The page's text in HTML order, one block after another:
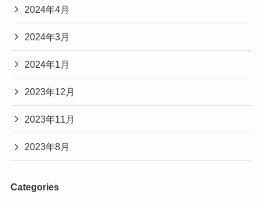
2024年4月
2024年3月
2024年1月
2023年12月
2023年11月
2023年8月
Categories